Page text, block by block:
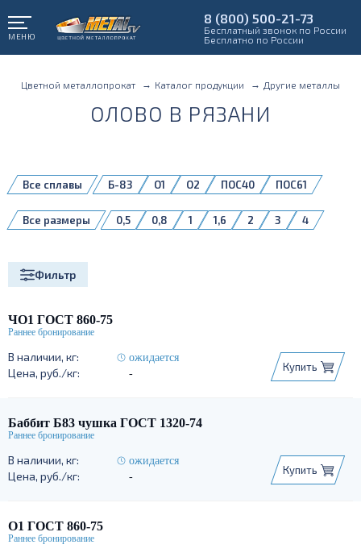
МЕНЮ
8 (800) 500-21-73
Бесплатный звонок по России
Бесплатно по России
Цветной металлопрокат Каталог продукции Другие металлы
ОЛОВО В РЯЗАНИ
Б-83 О1 О2 ПОС40
ПОС61
ПОССу40-05
Все сплавы
0,5 0,8 1 1,6 2 3
4
Все размеры
Фильтр
ЧО1 ГОСТ 860-75
ожидается
-
Купить
Баббит Б83 чушка ГОСТ 1320-74
ожидается
-
Купить
О1 ГОСТ 860-75